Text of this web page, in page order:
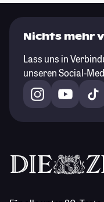
Nichts mehr
Lass uns in
unseren Social-